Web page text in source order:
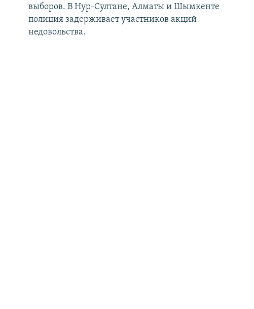
выборов. В Нур-Султане, Алматы и Шымкенте
полиция задерживает участников акций
недовольства.